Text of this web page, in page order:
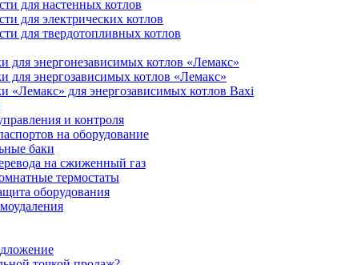
для настенных котлов
для электрических котлов
для твердотопливных котлов
для энергонезависимых котлов «Лемакс»
для энергозависимых котлов «Лемакс»
«Лемакс» для энергозависимых котлов Baxi
и контроля
на оборудование
баки
на сжиженный газ
термостаты
оборудования